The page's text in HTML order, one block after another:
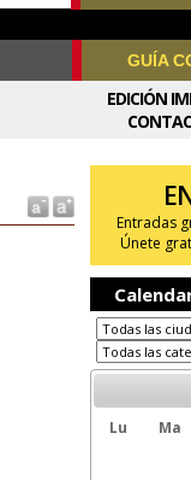
GUÍA
EDICIÓN
Entradas
Únete
Lu Ma